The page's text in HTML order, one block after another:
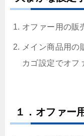
オファー用の販
メイン商品用の
カゴ設定でオフ
１．オファー